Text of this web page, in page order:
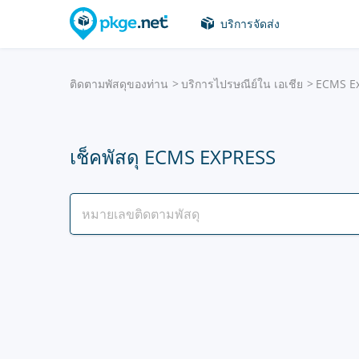
บริการจัดส่ง
ติดตามพัสดุของท่าน บริการไปรษณีย์ใน เอเชีย ECMS
เช็คพัสดุ ECMS EXPRESS